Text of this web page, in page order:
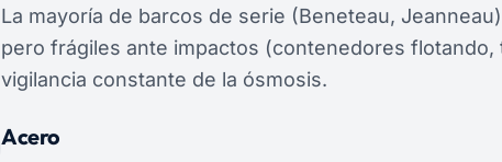
La mayoría de barcos de serie (Beneteau,
pero frágiles ante impactos (contenedores flotando,
vigilancia constante de la ósmosis.
Acero